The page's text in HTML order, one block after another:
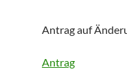
Antrag auf
Antrag